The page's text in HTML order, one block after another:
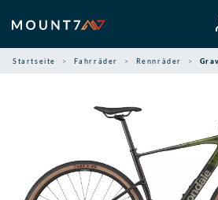
Inhalt
springen
Startseite Fahrräder Rennräder